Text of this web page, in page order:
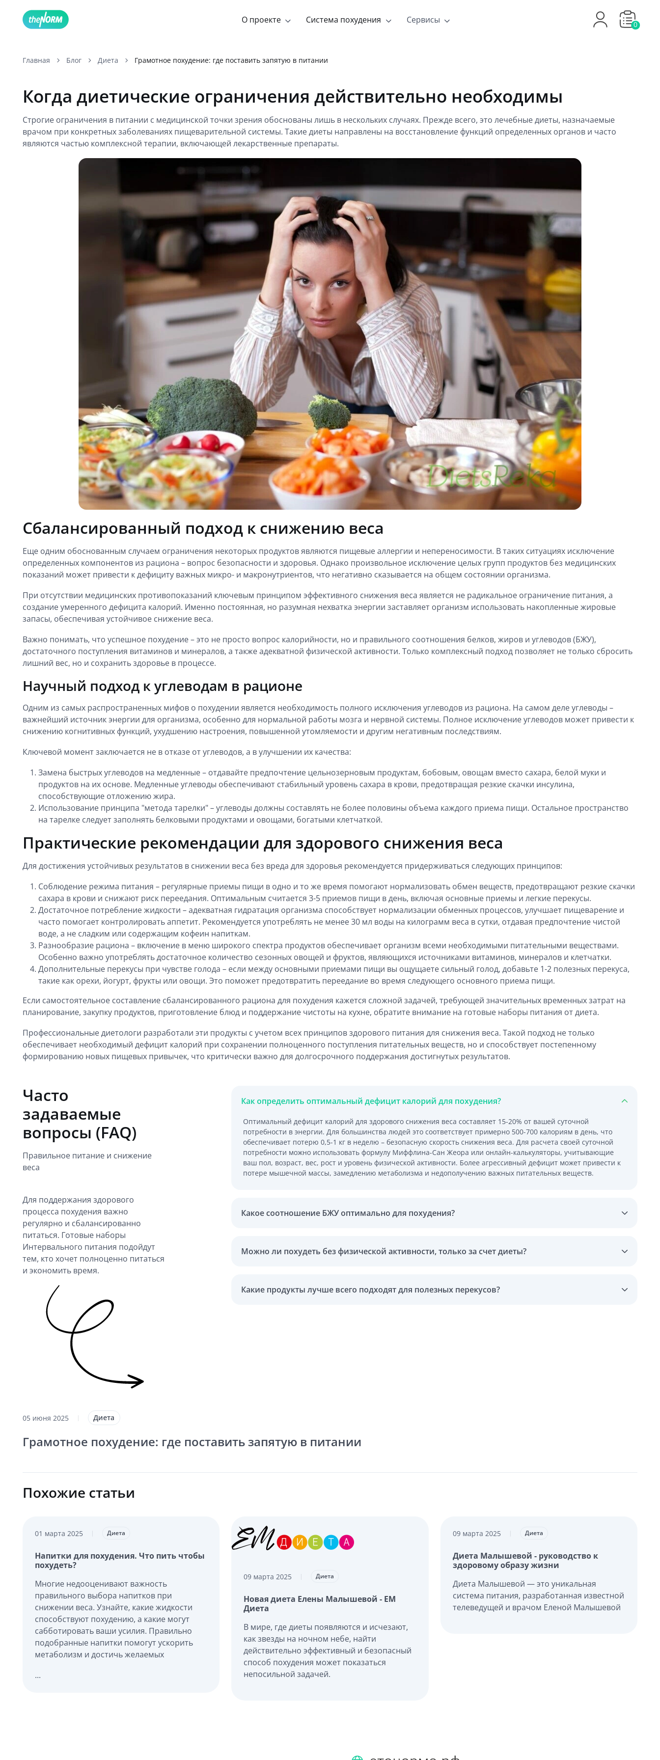
О проекте Система похудения Сервисы 0
Главная Блог Диета Грамотное похудение: где поставить запятую в питании
Когда диетические ограничения действительно необходимы
Строгие ограничения в питании с медицинской точки зрения обоснованы лишь в нескольких случаях. Прежде всего, это лечебные диеты, назначаемые
врачом при конкретных заболеваниях пищеварительной системы. Такие диеты направлены на восстановление функций определенных органов и часто
являются частью комплексной терапии, включающей лекарственные препараты.
Сбалансированный подход к снижению веса
Еще одним обоснованным случаем ограничения некоторых продуктов являются пищевые аллергии и непереносимости. В таких ситуациях исключение
определенных компонентов из рациона – вопрос безопасности и здоровья. Однако произвольное исключение целых групп продуктов без медицинских
показаний может привести к дефициту важных микро- и макронутриентов, что негативно сказывается на общем состоянии организма.
При отсутствии медицинских противопоказаний ключевым принципом эффективного снижения веса является не радикальное ограничение питания, а
создание умеренного дефицита калорий. Именно постоянная, но разумная нехватка энергии заставляет организм использовать накопленные жировые
запасы, обеспечивая устойчивое снижение веса.
Важно понимать, что успешное похудение – это не просто вопрос калорийности, но и правильного соотношения белков, жиров и углеводов (БЖУ),
достаточного поступления витаминов и минералов, а также адекватной физической активности. Только комплексный подход позволяет не только сбросить
лишний вес, но и сохранить здоровье в процессе.
Научный подход к углеводам в рационе
Одним из самых распространенных мифов о похудении является необходимость полного исключения углеводов из рациона. На самом деле углеводы –
важнейший источник энергии для организма, особенно для нормальной работы мозга и нервной системы. Полное исключение углеводов может привести к
снижению когнитивных функций, ухудшению настроения, повышенной утомляемости и другим негативным последствиям.
Ключевой момент заключается не в отказе от углеводов, а в улучшении их качества:
Замена быстрых углеводов на медленные – отдавайте предпочтение цельнозерновым продуктам, бобовым, овощам вместо сахара, белой муки и
продуктов на их основе. Медленные углеводы обеспечивают стабильный уровень сахара в крови, предотвращая резкие скачки инсулина,
способствующие отложению жира.
Использование принципа "метода тарелки" – углеводы должны составлять не более половины объема каждого приема пищи. Остальное пространство
на тарелке следует заполнять белковыми продуктами и овощами, богатыми клетчаткой.
Практические рекомендации для здорового снижения веса
Для достижения устойчивых результатов в снижении веса без вреда для здоровья рекомендуется придерживаться следующих принципов:
Соблюдение режима питания – регулярные приемы пищи в одно и то же время помогают нормализовать обмен веществ, предотвращают резкие скачки
сахара в крови и снижают риск переедания. Оптимальным считается 3-5 приемов пищи в день, включая основные приемы и легкие перекусы.
Достаточное потребление жидкости – адекватная гидратация организма способствует нормализации обменных процессов, улучшает пищеварение и
часто помогает контролировать аппетит. Рекомендуется употреблять не менее 30 мл воды на килограмм веса в сутки, отдавая предпочтение чистой
воде, а не сладким или содержащим кофеин напиткам.
Разнообразие рациона – включение в меню широкого спектра продуктов обеспечивает организм всеми необходимыми питательными веществами.
Особенно важно употреблять достаточное количество сезонных овощей и фруктов, являющихся источниками витаминов, минералов и клетчатки.
Дополнительные перекусы при чувстве голода – если между основными приемами пищи вы ощущаете сильный голод, добавьте 1-2 полезных перекуса,
такие как орехи, йогурт, фрукты или овощи. Это поможет предотвратить переедание во время следующего основного приема пищи.
Если самостоятельное составление сбалансированного рациона для похудения кажется сложной задачей, требующей значительных временных затрат на
планирование, закупку продуктов, приготовление блюд и поддержание чистоты на кухне, обратите внимание на готовые наборы питания от диета.
Профессиональные диетологи разработали эти продукты с учетом всех принципов здорового питания для снижения веса. Такой подход не только
обеспечивает необходимый дефицит калорий при сохранении полноценного поступления питательных веществ, но и способствует постепенному
формированию новых пищевых привычек, что критически важно для долгосрочного поддержания достигнутых результатов.
Часто
задаваемые
вопросы (FAQ)
Правильное питание и снижение
веса
Для поддержания здорового
процесса похудения важно
регулярно и сбалансированно
питаться. Готовые наборы
Интервального питания подойдут
тем, кто хочет полноценно питаться
и экономить время.
Как определить оптимальный дефицит калорий для похудения?
Оптимальный дефицит калорий для здорового снижения веса составляет 15-20% от вашей суточной
потребности в энергии. Для большинства людей это соответствует примерно 500-700 калориям в день, что
обеспечивает потерю 0,5-1 кг в неделю – безопасную скорость снижения веса. Для расчета своей суточной
потребности можно использовать формулу Миффлина-Сан Жеора или онлайн-калькуляторы, учитывающие
ваш пол, возраст, вес, рост и уровень физической активности. Более агрессивный дефицит может привести к
потере мышечной массы, замедлению метаболизма и недополучению важных питательных веществ.
Какое соотношение БЖУ оптимально для похудения?
Можно ли похудеть без физической активности, только за счет диеты?
Какие продукты лучше всего подходят для полезных перекусов?
05 июня 2025 | Диета
Грамотное похудение: где поставить запятую в питании
Похожие статьи
01 марта 2025 | Диета
Напитки для похудения. Что пить чтобы
похудеть?
Многие недооценивают важность
правильного выбора напитков при
снижении веса. Узнайте, какие жидкости
способствуют похудению, а какие могут
сабботировать ваши усилия. Правильно
подобранные напитки помогут ускорить
метаболизм и достичь желаемых
...
09 марта 2025 | Диета
Новая диета Елены Малышевой - ЕМ
Диета
В мире, где диеты появляются и исчезают,
как звезды на ночном небе, найти
действительно эффективный и безопасный
способ похудения может показаться
непосильной задачей.
09 марта 2025 | Диета
Диета Малышевой - руководство к
здоровому образу жизни
Диета Малышевой — это уникальная
система питания, разработанная известной
телеведущей и врачом Еленой Малышевой